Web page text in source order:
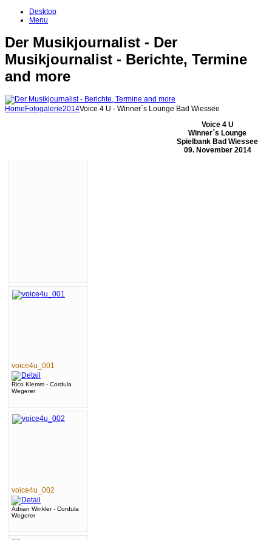
Desktop
Menu
Der Musikjournalist - Der
Musikjournalist - Berichte, Termine
and more
Home Fotogalerie2014Voice 4 U - Winner´s Lounge Bad Wiessee
Voice 4 U
Winner´s Lounge
Spielbank Bad Wiessee
09. November 2014
voice4u_001
Rico Klemm - Cordula
Wegerer
voice4u_002
Adrian Winkler - Cordula
Wegerer